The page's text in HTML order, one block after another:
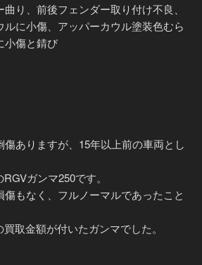
り、前後フェンダー取り付け不良、
ルに小傷、アッパーカウル塗装色むら
小傷と錆び
ありますが、15年以上前の車両とし
ガンマ250です。
もなく、フルノーマルであったこと
取金額が付いたガンマでした。